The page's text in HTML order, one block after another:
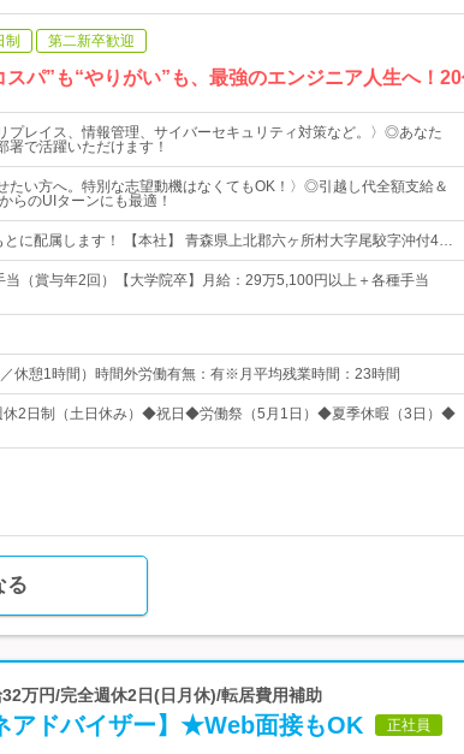
制 第二新卒歓迎
パ”も“やりがい”も、最強のエンジニア人生へ！
プレイス、情報管理、サイバーセキュリティ対策など。〉◎あなた
署で活躍いただけます！
たい方へ。特別な志望動機はなくてもOK！〉◎引越し代全額支給＆
らのUIターンにも最適！
に配属します！ 【本社】 青森県上北郡六ヶ所村大字尾駮字沖付4…
（賞与年2回）【大学院卒】月給：29万5,100円以上＋各種手当
休憩1時間）時間外労働有無：有※月平均残業時間：23時間
2日制（土日休み）◆祝日◆労働祭（5月1日）◆夏季休暇（3日）◆
る
万円/完全週休2日(日月休)/転居費用補助
アドバイザー】★Web面接もOK 正社員